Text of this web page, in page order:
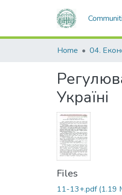
Home
Україні
Files
11-13+.pdf(1.19